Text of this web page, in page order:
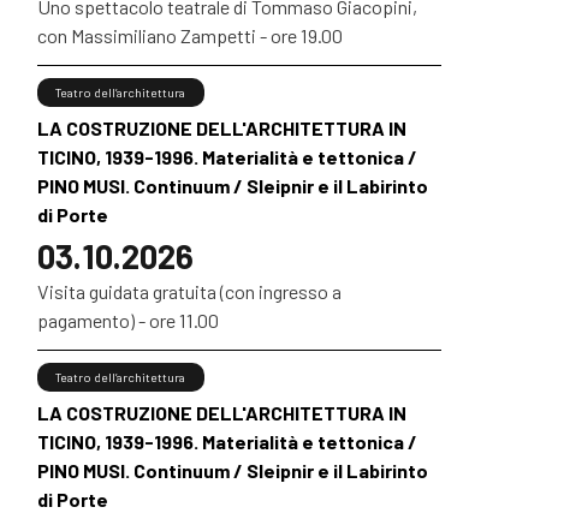
Uno spettacolo teatrale di Tommaso Giacopini,
con Massimiliano Zampetti - ore 19.00
LA COSTRUZIONE DELL'ARCHITETTURA IN
TICINO, 1939-1996. Materialità e tettonica /
PINO MUSI. Continuum / Sleipnir e il Labirinto
di Porte
03.10.2026
Teatro dell’architettura
Visita guidata gratuita (con ingresso a
pagamento) - ore 11.00
LA COSTRUZIONE DELL'ARCHITETTURA IN
TICINO, 1939-1996. Materialità e tettonica /
PINO MUSI. Continuum / Sleipnir e il Labirinto
di Porte
Teatro dell’architettura